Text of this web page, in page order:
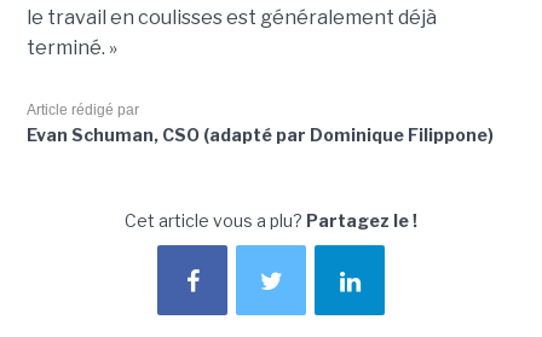
le travail en coulisses est généralement déjà
terminé. »
Article rédigé par
Evan Schuman, CSO (adapté par Dominique Filippone)
Cet article vous a plu? Partagez le !